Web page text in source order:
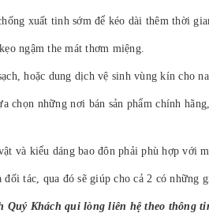
xuất tinh sớm để kéo dài thêm thời
ngậm the mát thơm miệng.
hoặc dung dịch vệ sinh vùng kín cho
những nơi bán sản phẩm chính
và kiểu dáng bao đôn phải phù hợp với
tác, qua đó sẽ giúp cho cả 2 có những
Quý Khách qui lòng liên hệ theo